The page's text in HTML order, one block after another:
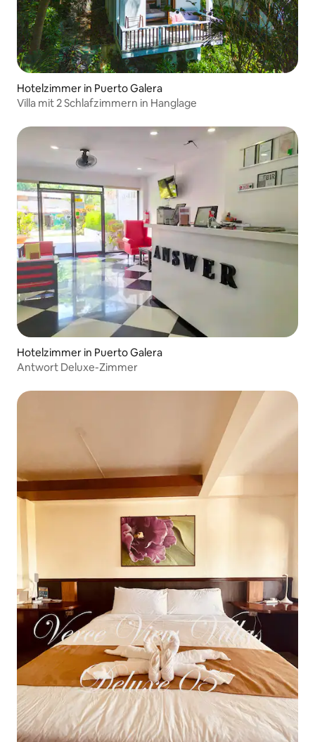
Hotelzimmer in Puerto Galera
Villa mit 2 Schlafzimmern in Hanglage
Hotelzimmer in Puerto Galera
Antwort Deluxe-Zimmer